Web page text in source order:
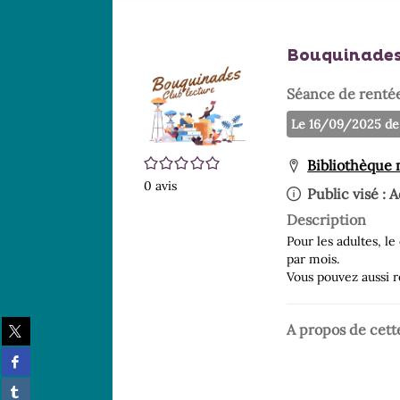
Partager
sur
twitter
(Nouvelle
fenêtre)
Partager
sur
facebook
Partager
/5
0 avis
Séance de
Le 16/09/2025 de
Bibliothèque
Public visé :
Description
Pour les adultes,
par mois.
Vous pouvez aussi
A propos de